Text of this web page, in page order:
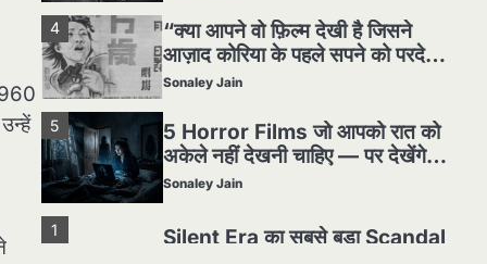
4
“क्या आपने वो फ़िल्म देखी है जिसने
आज़ाद कोरिया के पहले सपने को परदे
पर उतारा? — Viva Freedom!
Sonaley Jain
5
5 Horror Films जो आपको रात को
अकेले नहीं देखनी चाहिए — पर देखेंगे
ज़रूर
Sonaley Jain
1
Silent Era का सबसे बड़ा Scandal